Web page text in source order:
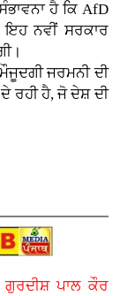
ਹੈ ਕਿ AfD
ਇਹ ਨਵੀਂ ਸਰਕਾਰ
ਜਰਮਨੀ ਦੀ
ਰਹੀ ਹੈ, ਜੋ ਦੇਸ਼ ਦੀ
ਪਾਲ ਕੌਰ